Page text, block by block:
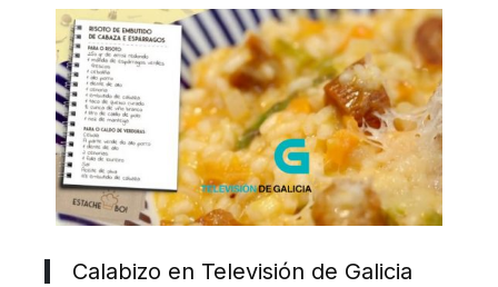
Calabizo en Televisión de Galicia